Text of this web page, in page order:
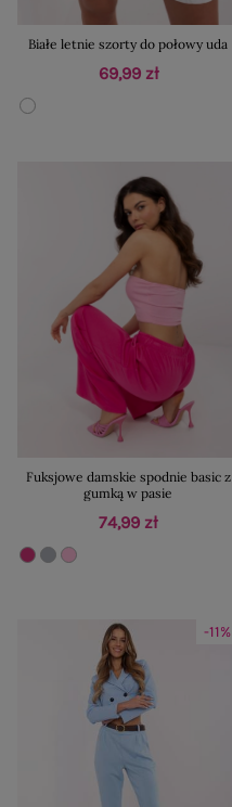
Białe letnie szorty do połowy uda
69,99 zł
Fuksjowe damskie spodnie basic z
gumką w pasie
74,99 zł
-11%